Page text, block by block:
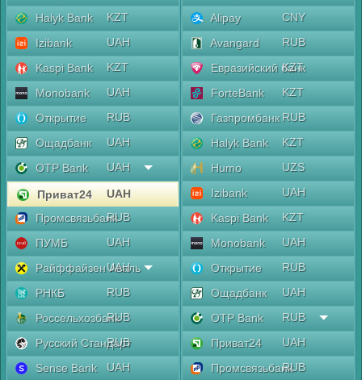
Halyk Bank
KZT
Izibank
UAH
Kaspi Bank
KZT
Monobank
UAH
Открытие
RUB
Ощадбанк
UAH
OTP Bank
UAH
Приват24
UAH
ПромсвязьбанкRUB
ПУМБ
UAH
Райффайзен Аваль
UAH
РНКБ
RUB
РоссельхозбанкRUB
Русский Стандарт
RUB
Sense Bank
UAH
Alipay
CNY
Avangard
RUB
Евразийский банк
KZT
ForteBank
KZT
Газпромбанк RUB
Halyk Bank
KZT
Humo
UZS
Izibank
UAH
Kaspi Bank
KZT
Monobank
UAH
Открытие
RUB
Ощадбанк
UAH
OTP Bank
RUB
Приват24
UAH
ПромсвязьбанкRUB